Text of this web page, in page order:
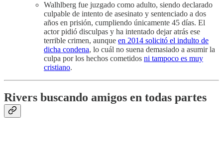
Walhlberg fue juzgado como adulto, siendo declarado
culpable de intento de asesinato y sentenciado a dos
años en prisión, cumpliendo únicamente 45 días. El
actor pidió disculpas y ha intentado dejar atrás ese
terrible crimen, aunque en 2014 solicitó el indulto de
dicha condena, lo cuál no suena demasiado a asumir la
culpa por los hechos cometidos ni tampoco es muy
cristiano.
Rivers buscando amigos en todas partes